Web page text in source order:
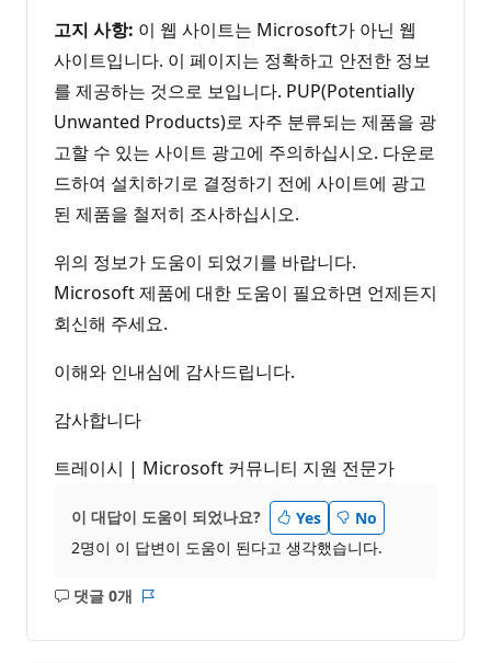
고지 사항: 이 웹 사이트는 Microsoft가 아닌 웹
사이트입니다. 이 페이지는 정확하고 안전한 정보
를 제공하는 것으로 보입니다. PUP(Potentially
Unwanted Products)로 자주 분류되는 제품을 광
고할 수 있는 사이트 광고에 주의하십시오. 다운로
드하여 설치하기로 결정하기 전에 사이트에 광고
된 제품을 철저히 조사하십시오.
위의 정보가 도움이 되었기를 바랍니다.
Microsoft 제품에 대한 도움이 필요하면 언제든지
회신해 주세요.
이해와 인내심에 감사드립니다.
감사합니다
트레이시 | Microsoft 커뮤니티 지원 전문가
이 대답이 도움이 되었나요? Yes
No
2명이 이 답변이 도움이 된다고 생각했습니다.
댓글 0개
설